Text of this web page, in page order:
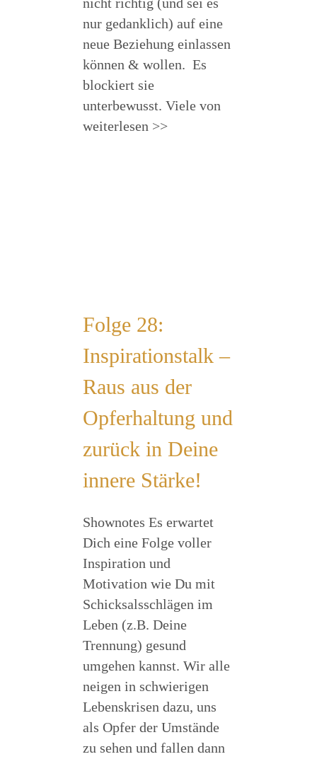
nur gedanklich) auf eine
neue Beziehung einlassen
können & wollen. Es
blockiert sie
unterbewusst. Viele von
weiterlesen >>
Folge 28:
Inspirationstalk –
Raus aus der
Opferhaltung und
zurück in Deine
innere Stärke!
Shownotes Es erwartet
Dich eine Folge voller
Inspiration und
Motivation wie Du mit
Schicksalsschlägen im
Leben (z.B. Deine
Trennung) gesund
umgehen kannst. Wir alle
neigen in schwierigen
Lebenskrisen dazu, uns
als Opfer der Umstände
zu sehen und fallen dann